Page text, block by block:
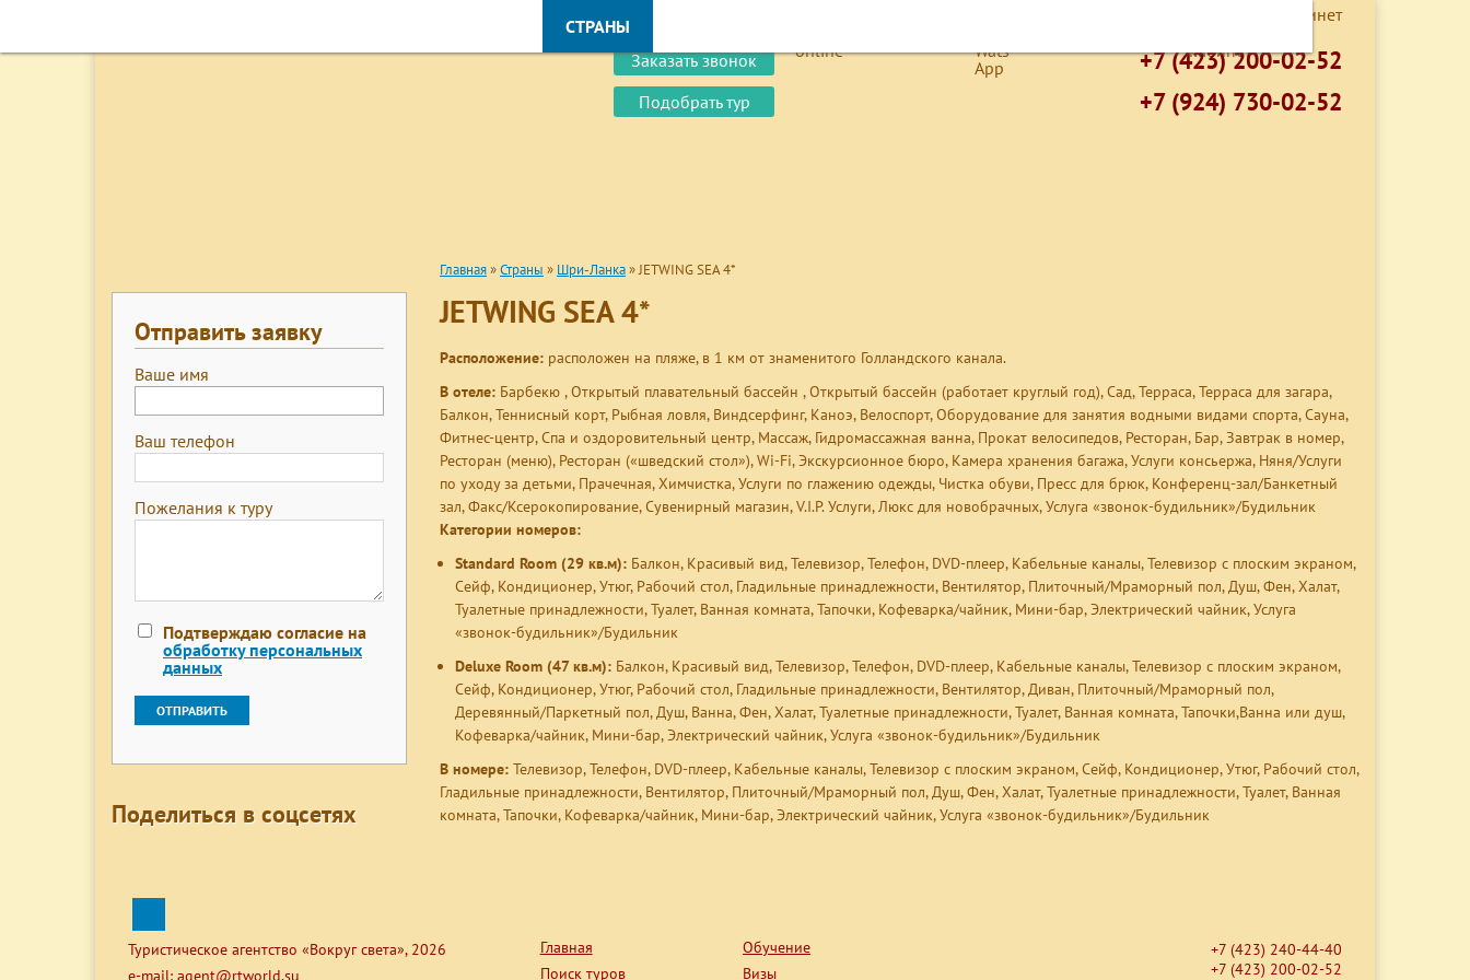
Личный кабинет
Заказать звонок
Подобрать тур
+7 (423) 200-02-52
+7 (924) 730-02-52
СТРАНЫ
Отправить заявку
Ваше имя
Ваш телефон
Пожелания к туру
Подтверждаю согласие на
обработку персональных
данных
Поделиться в соцсетях
Главная»Страны » Шри-Ланка»JETWING SEA 4*
JETWING SEA 4*
Расположение: расположен на пляже, в 1 км от знаменитого Голландского канала.
В отеле: Барбекю , Открытый плавательный бассейн , Открытый бассейн (работает круглый год), Сад, Терраса, Терраса для загара,
Балкон,Теннисный корт, Рыбная ловля, Виндсерфинг, Каноэ, Велоспорт, Оборудование для занятия водными видами спорта, Сауна,
Фитнес-центр, Спа и оздоровительный центр, Массаж, Гидромассажная ванна, Прокат велосипедов, Ресторан, Бар, Завтрак в номер,
Ресторан (меню), Ресторан («шведский стол»),Wi-Fi,Экскурсионное бюро, Камера хранения багажа, Услуги консьержа, Няня/Услуги
по уходу за детьми, Прачечная, Химчистка, Услуги по глажению одежды, Чистка обуви, Пресс для брюк, Конференц-зал/Банкетный
зал, Факс/Ксерокопирование, Сувенирный магазин, V.I.P. Услуги, Люкс для новобрачных, Услуга «звонок-будильник»/Будильник
Категории номеров:
Standard Room (29 кв.м): Балкон, Красивый вид, Телевизор, Телефон, DVD-плеер, Кабельные каналы, Телевизор с плоским экраном,
Сейф, Кондиционер, Утюг, Рабочий стол, Гладильные принадлежности, Вентилятор, Плиточный/Мраморный пол, Душ, Фен, Халат,
Туалетные принадлежности, Туалет, Ванная комната, Тапочки, Кофеварка/чайник, Мини-бар, Электрический чайник, Услуга
«звонок-будильник»/Будильник
Deluxe Room (47 кв.м): Балкон, Красивый вид, Телевизор, Телефон, DVD-плеер, Кабельные каналы, Телевизор с плоским экраном,
Сейф, Кондиционер, Утюг, Рабочий стол, Гладильные принадлежности, Вентилятор,Диван, Плиточный/Мраморный пол,
Деревянный/Паркетный пол, Душ, Ванна, Фен, Халат, Туалетные принадлежности, Туалет, Ванная комната, Тапочки,Ванна или душ,
Кофеварка/чайник, Мини-бар, Электрический чайник, Услуга «звонок-будильник»/Будильник
В номере: Телевизор, Телефон, DVD-плеер, Кабельные каналы, Телевизор с плоским экраном, Сейф, Кондиционер, Утюг, Рабочий стол,
Гладильные принадлежности, Вентилятор, Плиточный/Мраморный пол, Душ, Фен, Халат, Туалетные принадлежности, Туалет, Ванная
комната, Тапочки, Кофеварка/чайник, Мини-бар, Электрический чайник, Услуга «звонок-будильник»/Будильник
Туристическое агентство «Вокруг света», 2026
e-mail: agent@rtworld.su
Главная
Поиск туров
Обучение
Визы
+7 (423) 240-44-40
+7 (423) 200-02-52